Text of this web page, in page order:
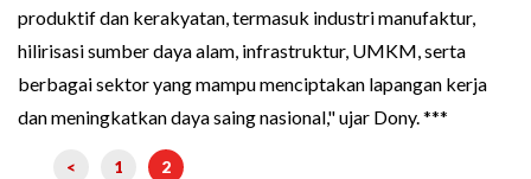
produktif dan kerakyatan, termasuk industri manufaktur,
hilirisasi sumber daya alam, infrastruktur, UMKM, serta
berbagai sektor yang mampu menciptakan lapangan kerja
dan meningkatkan daya saing nasional," ujar Dony. ***
< 1 2